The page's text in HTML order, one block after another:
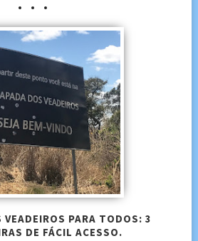
VEADEIROS PARA TODOS: 3
DE FÁCIL ACESSO.